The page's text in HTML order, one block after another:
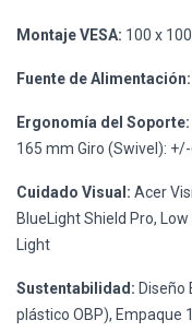
Montaje VESA: 100 x
Fuente de Alimentación:
Ergonomía del Soporte:
165 mm Giro (Swivel):
Cuidado Visual: Acer
BlueLight Shield Pro,
Light
Sustentabilidad: Diseño
plástico OBP), Empaque